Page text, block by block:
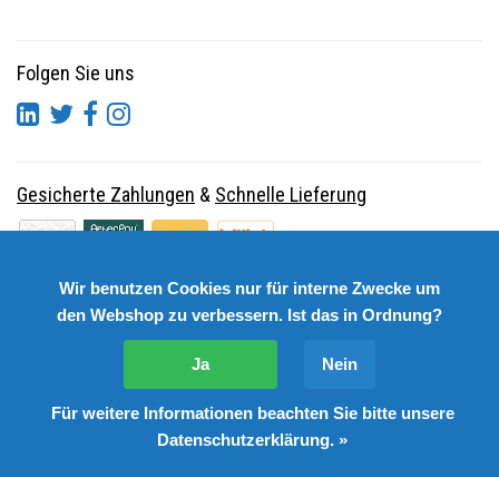
Folgen Sie uns
Gesicherte Zahlungen & Schnelle Lieferung
© Copyright 2026 DutchSpares B.V. - Design byWebdinge.nl
DutchSpares B.V. word beoordeeld met: 9,9/10 (2541
Wir benutzen Cookies nur für interne Zwecke um
den Webshop zu verbessern. Ist das in Ordnung?
Ja Nein
Für weitere Informationen beachten Sie bitte unsere
Datenschutzerklärung. »